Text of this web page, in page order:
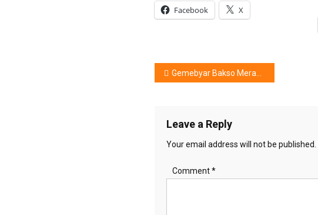
Facebook X
Post
Gemebyar Bakso Merah Putih
Leave a Reply
Your email address will not be published.
Comment*